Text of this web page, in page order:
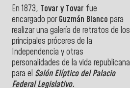
En 1873, Tovar y Tovar fue
encargado porGuzmán Blanco para
realizar una galería de retratos de los
principales próceres de la
Independencia y otras
personalidades de la vida republicana
para el Salón Elíptico del Palacio
Federal Legislativo.